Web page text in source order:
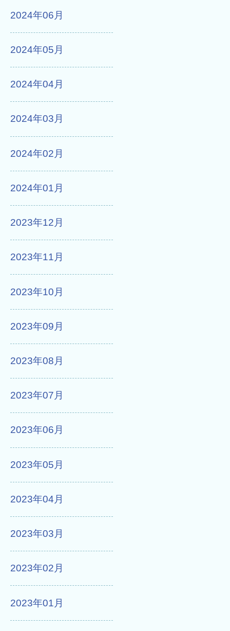
2024年06月
2024年05月
2024年04月
2024年03月
2024年02月
2024年01月
2023年12月
2023年11月
2023年10月
2023年09月
2023年08月
2023年07月
2023年06月
2023年05月
2023年04月
2023年03月
2023年02月
2023年01月